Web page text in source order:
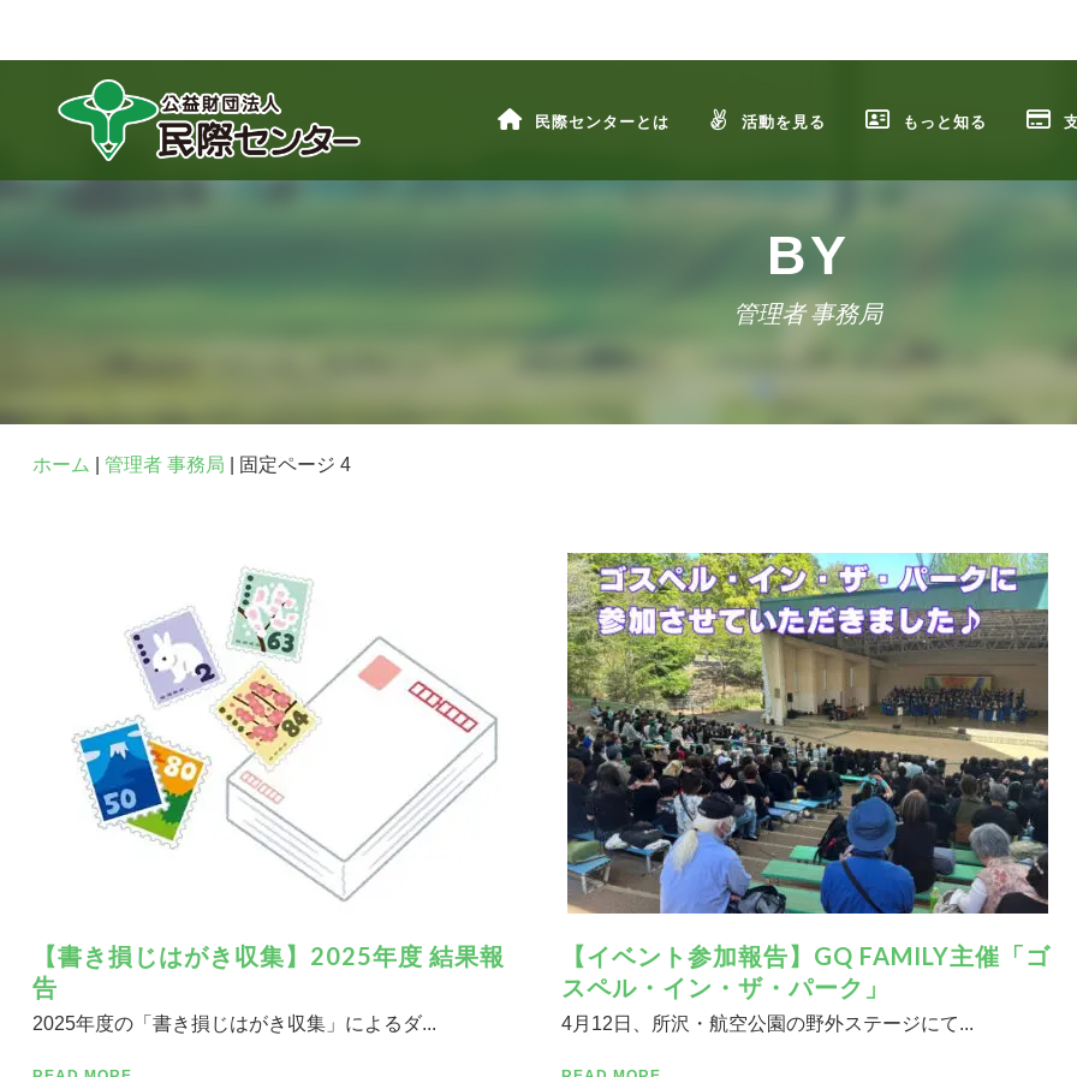
民際センターとは 活動を見る もっと知る
BY
管理者 事務局
ホーム 管理者 事務局 固定ページ 4
【書き損じはがき収集】2025年度 結果報
告
2025年度の「書き損じはがき収集」によるダ...
【イベント参加報告】GQ FAMILY主催「ゴ
スペル・イン・ザ・パーク」
4月12日、所沢・航空公園の野外ステージにて...